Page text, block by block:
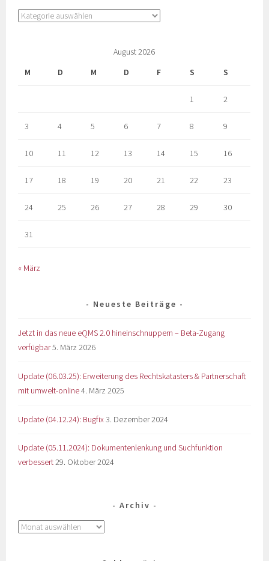
August 2026
M
D M D F S S
1 2
3 4 5 6 7 8 9
10 11 12 13 14 15 16
17 18 19 20 21 22 23
24 25 26 27 28 29 30
31
« März
Neueste Beiträge
Jetzt in das neue eQMS 2.0 hineinschnuppern – Beta-Zugang
verfügbar5. März 2026
Update (06.03.25): Erweiterung des Rechtskatasters & Partnerschaft
mit umwelt-online4. März 2025
Update (04.12.24): Bugfix 3. Dezember 2024
Update (05.11.2024): Dokumentenlenkung und Suchfunktion
verbessert29. Oktober 2024
Archiv